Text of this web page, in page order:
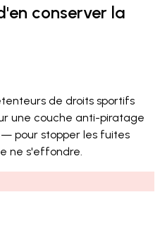
conserver la
de droits sportifs
une couche anti-piratage
pour stopper les fuites
ne s'effondre.